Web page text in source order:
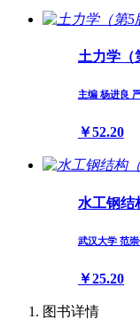
土力学（
主编 杨进良
￥52.20
水工钢结
武汉大学 范
￥25.20
图书详情